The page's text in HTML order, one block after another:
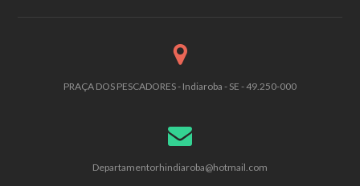
PRAÇA DOS PESCADORES - Indiaroba - SE - 49.250-000
Departamentorhindiaroba@hotmail.com